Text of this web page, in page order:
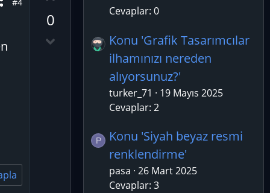
0
Cevaplar: 0
Konu 'Grafik Tasarımcılar
ilhamınızı nereden
alıyorsunuz?'
turker_71
19 Mayıs 2025
Cevaplar: 2
P
Konu 'Siyah beyaz resmi
renklendirme'
pasa 26 Mart 2025
Cevaplar: 3